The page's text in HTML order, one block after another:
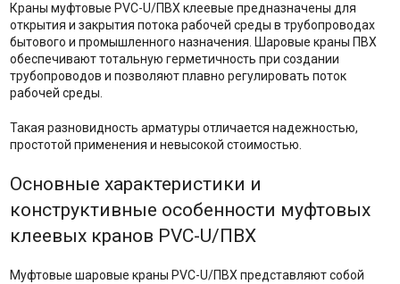
Краны муфтовые PVC-U/ПВХ клеевые предназначены для
открытия и закрытия потока рабочей среды в трубопроводах
бытового и промышленного назначения. Шаровые краны ПВХ
обеспечивают тотальную герметичность при создании
трубопроводов и позволяют плавно регулировать поток
рабочей среды.
Такая разновидность арматуры отличается надежностью,
простотой применения и невысокой стоимостью.
Основные характеристики и
конструктивные особенности муфтовых
клеевых кранов PVC-U/ПВХ
Муфтовые шаровые краны PVC-U/ПВХ представляют собой